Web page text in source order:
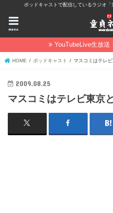
ポッドキャストで配信しているラジオ
menu
YouTubeLive生放送
HOME ポッドキャスト マスコミはテレ
2009.08.25
マスコミはテレビ東京